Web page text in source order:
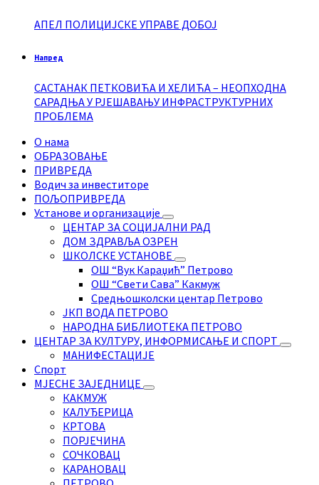
АПЕЛ ПОЛИЦИЈСКЕ УПРАВЕ ДОБОЈ
Напред
САСТАНАК ПЕТКОВИЋА И ХЕЛИЋА – НЕОПХОДНА
САРАДЊА У РЈЕШАВАЊУ ИНФРАСТРУКТУРНИХ
ПРОБЛЕМА
О нама
ОБРАЗОВАЊЕ
ПРИВРЕДА
Водич за инвеститоре
ПОЉОПРИВРЕДА
Установе и организације
ЦЕНТАР ЗА СОЦИЈАЛНИ РАД
ДОМ ЗДРАВЉА ОЗРЕН
ШКОЛСКЕ УСТАНОВЕ
ОШ “Вук Караџић” Петрово
ОШ “Свети Сава” Какмуж
Средњошколски центар Петрово
ЈКП ВОДА ПЕТРОВО
НАРОДНА БИБЛИОТЕКА ПЕТРОВО
ЦЕНТАР ЗА КУЛТУРУ, ИНФОРМИСАЊЕ И СПОРТ
МАНИФЕСТАЦИЈЕ
Спорт
МЈЕСНЕ ЗАЈЕДНИЦЕ
КАКМУЖ
КАЛУЂЕРИЦА
КРТОВА
ПОРЈЕЧИНА
СОЧКОВАЦ
КАРАНОВАЦ